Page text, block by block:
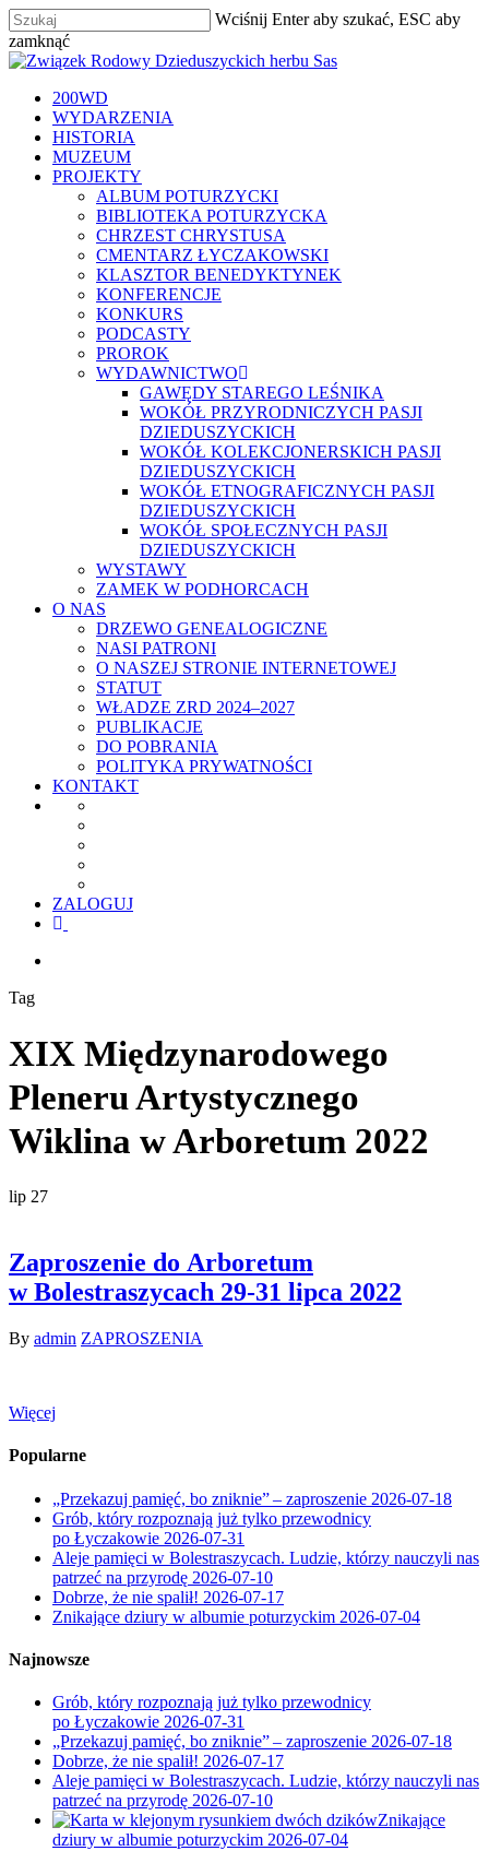
Skip
to
main
Wciśnij Enter aby szukać, ESC aby
zamknąć
Zamknij
szukaj
Menu
200WD
WYDARZENIA
HISTORIA
MUZEUM
PROJEKTY
ALBUM POTURZYCKI
BIBLIOTEKA POTURZYCKA
CHRZEST CHRYSTUSA
CMENTARZ ŁYCZAKOWSKI
KLASZTOR BENEDYKTYNEK
KONFERENCJE
KONKURS
PODCASTY
PROROK
WYDAWNICTWO
GAWĘDY STAREGO LEŚNIKA
WOKÓŁ PRZYRODNICZYCH PASJI
DZIEDUSZYCKICH
WOKÓŁ KOLEKCJONERSKICH PASJI
DZIEDUSZYCKICH
WOKÓŁ ETNOGRAFICZNYCH PASJI
DZIEDUSZYCKICH
WOKÓŁ SPOŁECZNYCH PASJI
DZIEDUSZYCKICH
WYSTAWY
ZAMEK W PODHORCACH
O NAS
DRZEWO GENEALOGICZNE
NASI PATRONI
O NASZEJ STRONIE INTERNETOWEJ
STATUT
WŁADZE ZRD 2024–2027
PUBLIKACJE
DO POBRANIA
POLITYKA PRYWATNOŚCI
KONTAKT
ZALOGUJ
facebook
Tag
XIX Międzynarodowego
Pleneru Artystycznego
Wiklina w Arboretum 2022
lip 27
Zaproszenie do Arboretum
w Bolestraszycach 29-31 lipca 2022
By admin ZAPROSZENIA
Więcej
Popularne
„Przekazuj pamięć, bo zniknie” – zaproszenie 2026-07-18
Grób, który rozpoznają już tylko przewodnicy
po Łyczakowie 2026-07-31
Aleje pamięci w Bolestraszycach. Ludzie, którzy nauczyli nas
patrzeć na przyrodę 2026-07-10
Dobrze, że nie spalił! 2026-07-17
Znikające dziury w albumie poturzyckim 2026-07-04
Najnowsze
Grób, który rozpoznają już tylko przewodnicy
po Łyczakowie 2026-07-31
„Przekazuj pamięć, bo zniknie” – zaproszenie 2026-07-18
Dobrze, że nie spalił! 2026-07-17
Aleje pamięci w Bolestraszycach. Ludzie, którzy nauczyli nas
patrzeć na przyrodę 2026-07-10
Znikające
dziury w albumie poturzyckim 2026-07-04